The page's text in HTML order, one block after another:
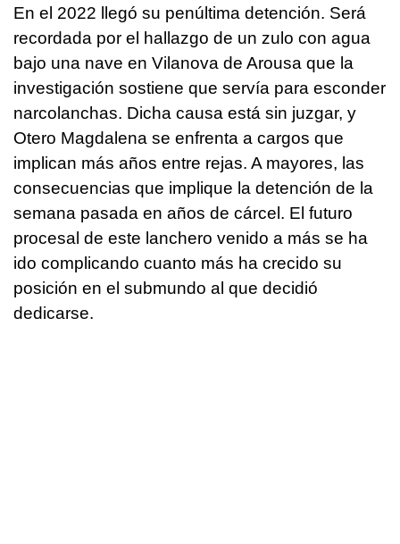
En el 2022 llegó su penúltima detención. Será
recordada por el hallazgo de un zulo con agua
bajo una nave en Vilanova de Arousa que la
investigación sostiene que servía para esconder
narcolanchas. Dicha causa está sin juzgar, y
Otero Magdalena se enfrenta a cargos que
implican más años entre rejas. A mayores, las
consecuencias que implique la detención de la
semana pasada en años de cárcel. El futuro
procesal de este lanchero venido a más se ha
ido complicando cuanto más ha crecido su
posición en el submundo al que decidió
dedicarse.